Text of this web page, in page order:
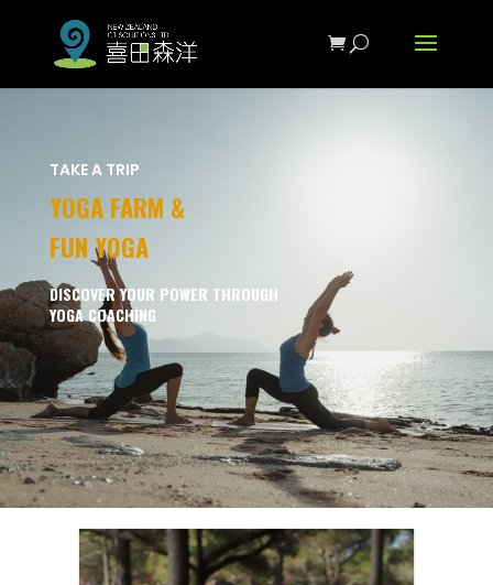
TAKE A TRIP
YOGA FARM &
FUN YOGA
DISCOVER YOUR POWER THROUGH
YOGA COACHING